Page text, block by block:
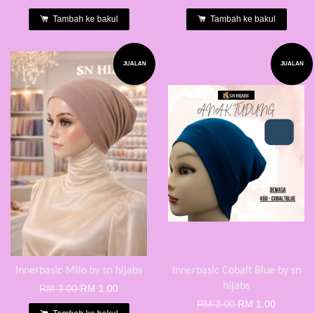
Tambah ke bakul Tambah ke bakul
JUALAN
Innerbasic Milo by sn hijabs
RM 3.00RM 1.00
JUALAN
Innerbasic Cobalt Blue by sn
hijabs
RM 3.00RM 1.00